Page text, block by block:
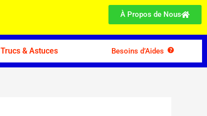
À Propos de Nous
Trucs & Astuces Besoins d’Aides